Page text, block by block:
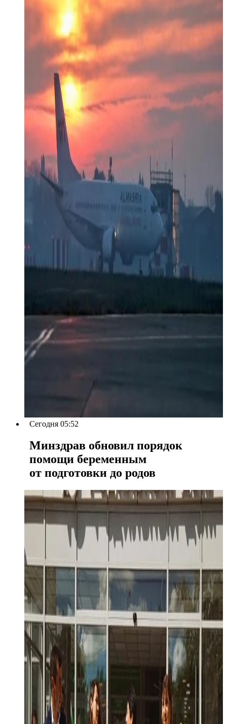
Сегодня 05:52
Минздрав обновил порядок
помощи беременным
от подготовки до родов